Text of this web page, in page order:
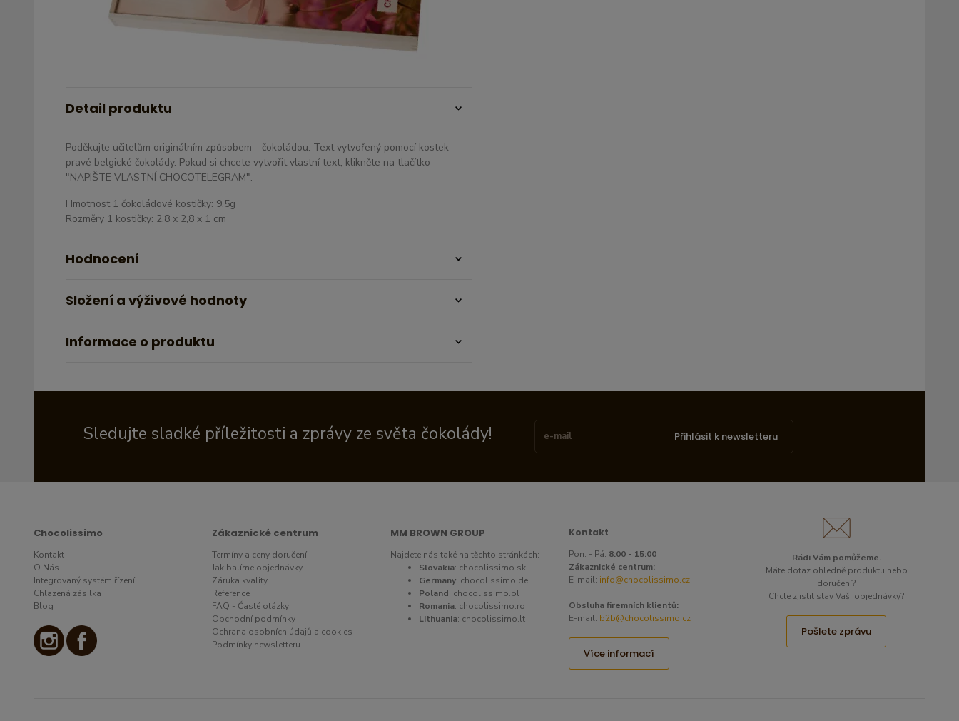
Detail produktu
Poděkujte učitelům originálním způsobem - čokoládou. Text vytvořený pomocí kostek
pravé belgické čokolády. Pokud si chcete vytvořit vlastní text, klikněte na tlačítko
"NAPIŠTE VLASTNÍ CHOCOTELEGRAM".
Hmotnost 1 čokoládové kostičky: 9,5g
Rozměry 1 kostičky: 2,8 x 2,8 x 1 cm
Hodnocení
Složení a výživové hodnoty
Informace o produktu
Sledujte sladké příležitosti a zprávy ze světa čokolády! Přihlásit k newsletteru
Chocolissimo
Kontakt
O Nás
Integrovaný systém řízení
Chlazená zásilka
Blog
Zákaznické centrum
Termíny a ceny doručení
Jak balíme objednávky
Záruka kvality
Reference
FAQ - Časté otázky
Obchodní podmínky
Ochrana osobních údajů a cookies
Podmínky newsletteru
MM BROWN GROUP
Najdete nás také na těchto stránkách:
Slovakia: chocolissimo.sk
Germany: chocolissimo.de
Poland: chocolissimo.pl
Romania: chocolissimo.ro
Lithuania: chocolissimo.lt
Kontakt
Pon. - Pá. 8:00 - 15:00
Zákaznické centrum:
E-mail: info@chocolissimo.cz
Obsluha firemních klientů:
E-mail: b2b@chocolissimo.cz
Více informací
Rádi Vám pomůžeme.
Máte dotaz ohledně produktu nebo
doručení?
Chcte zjistit stav Vaši objednávky?
Pošlete zprávu